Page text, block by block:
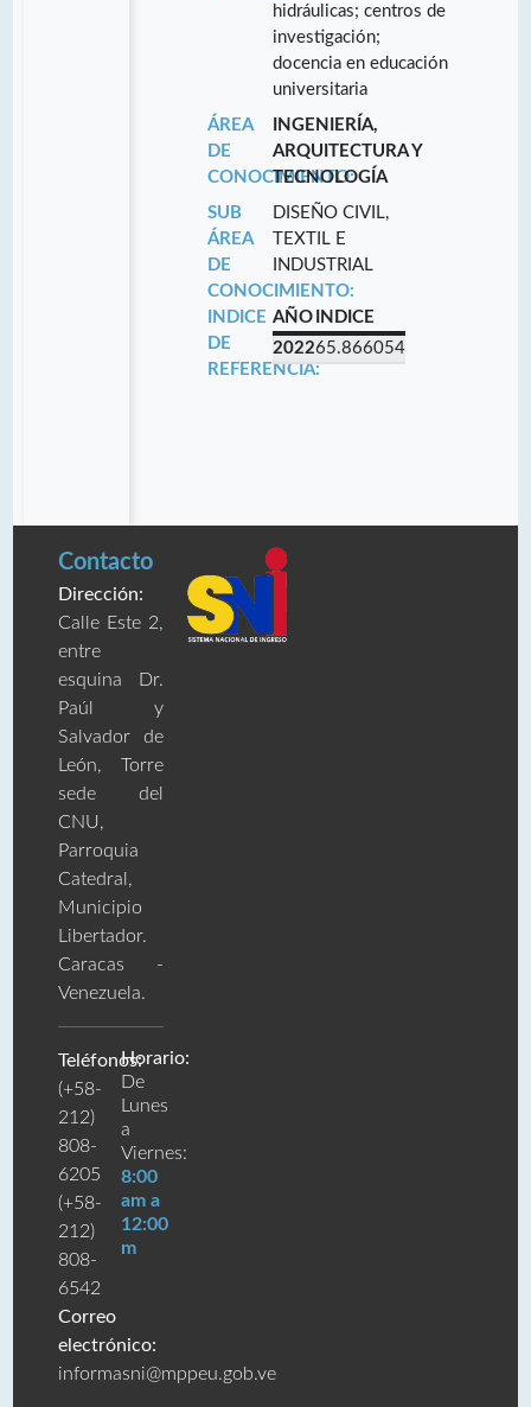
hidráulicas; centros de
investigación;
docencia en educación
universitaria
ÁREA
DE
CONOCIMIENTO:
INGENIERÍA,
ARQUITECTURA Y
TECNOLOGÍA
SUB
ÁREA
DE
CONOCIMIENTO:
DISEÑO CIVIL,
TEXTIL E
INDUSTRIAL
INDICE
DE
REFERENCIA:
AÑO INDICE
202265.866054
Contacto
Dirección:
Calle Este 2,
entre
esquina Dr.
Paúl y
Salvador de
León, Torre
sede del
CNU,
Parroquia
Catedral,
Municipio
Libertador.
Caracas -
Venezuela.
Teléfonos:
(+58-
212)
808-
6205
(+58-
212)
808-
6542
Correo
electrónico:
informasni@mppeu.gob.ve
Horario:
De
Lunes
a
Viernes:
8:00
am a
12:00
m